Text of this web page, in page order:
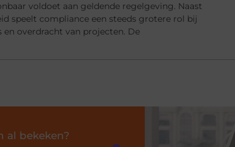
voldoet aan geldende regelgeving. Naast
speelt compliance een steeds grotere rol bij
overdracht van projecten. De
al bekeken?